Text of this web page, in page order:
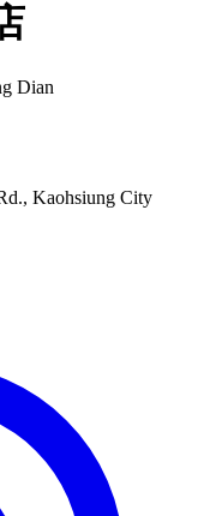
Dian
Kaohsiung City